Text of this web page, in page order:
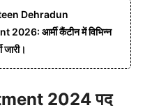
Dehradun
2026: आर्मी कैंटीन में विभिन्न
जारी।
2024 पद